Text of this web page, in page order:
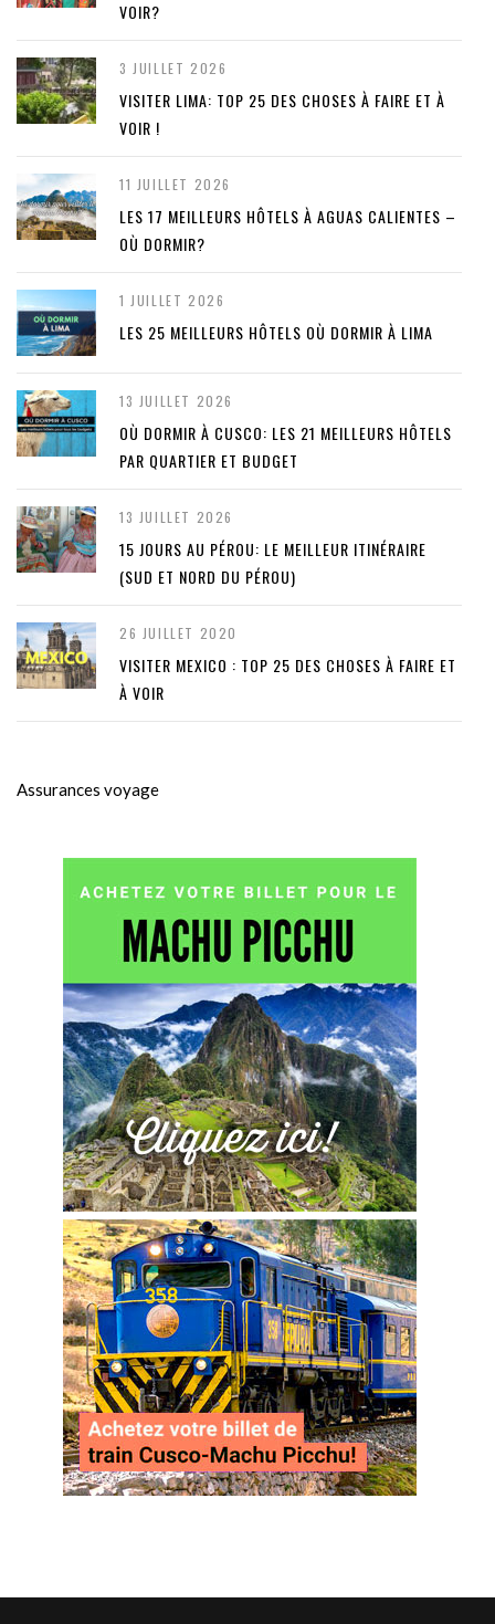
VOIR?
3 JUILLET 2026
VISITER LIMA: TOP 25 DES CHOSES À FAIRE ET À
VOIR !
11 JUILLET 2026
LES 17 MEILLEURS HÔTELS À AGUAS CALIENTES –
OÙ DORMIR?
1 JUILLET 2026
LES 25 MEILLEURS HÔTELS OÙ DORMIR À LIMA
13 JUILLET 2026
OÙ DORMIR À CUSCO: LES 21 MEILLEURS HÔTELS
PAR QUARTIER ET BUDGET
13 JUILLET 2026
15 JOURS AU PÉROU: LE MEILLEUR ITINÉRAIRE
(SUD ET NORD DU PÉROU)
26 JUILLET 2020
VISITER MEXICO : TOP 25 DES CHOSES À FAIRE ET
À VOIR
Assurances voyage